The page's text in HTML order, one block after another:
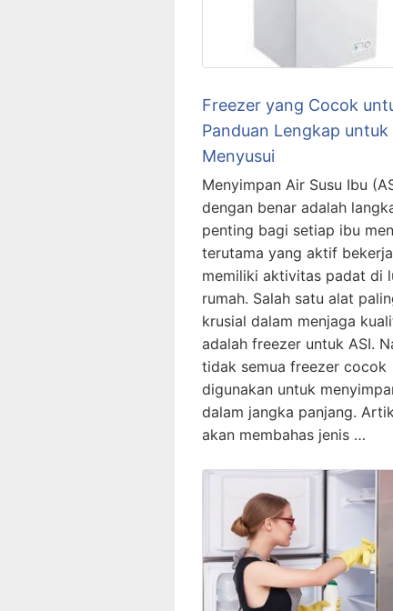
Freezer yang Cocok
Panduan Lengkap untuk
Menyusui
Menyimpan Air Susu Ibu
dengan benar adalah
penting bagi setiap ibu
terutama yang aktif
memiliki aktivitas padat di
rumah. Salah satu alat
krusial dalam menjaga
adalah freezer untuk ASI.
tidak semua freezer cocok
digunakan untuk
dalam jangka panjang.
akan membahas jenis …